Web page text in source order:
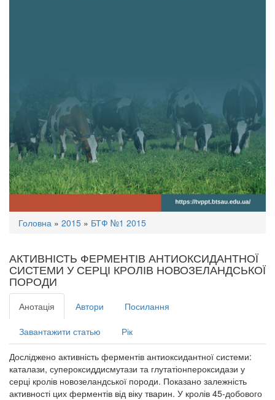
Ви
тут
Головна » 2015 » БТФ №1 2015
АКТИВНІСТЬ ФЕРМЕНТІВ АНТИОКСИДАНТНОЇ
СИСТЕМИ У СЕРЦІ КРОЛІВ НОВОЗЕЛАНДСЬКОЇ
ПОРОДИ
Анотація Автори Посилання
Завантажити статью Рік
Досліджено активність ферментів антиоксидантної системи:
каталази, супероксиддисмутази та глутатіонпероксидази у
серці кролів новозеландської породи. Показано залежність
активності цих ферментів від віку тварин. У кролів 45-добового